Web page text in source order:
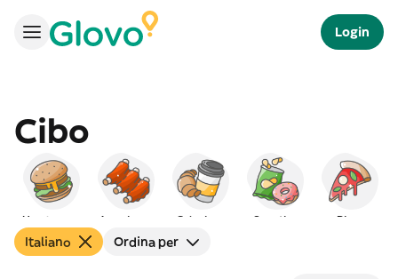
Login
Cibo
Hamburger Americano Colazione Spuntino Pizza
Italiano Ordina per